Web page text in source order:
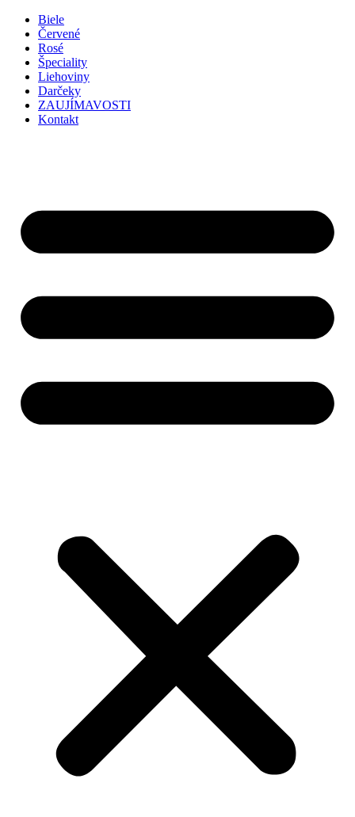
Preskočiť
obsah
Biele
Červené
Rosé
Špeciality
Liehoviny
Darčeky
ZAUJÍMAVOSTI
Kontakt